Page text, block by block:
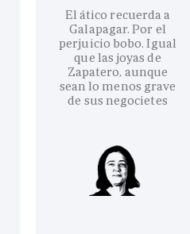
El ático recuerda a
Galapagar. Por el
perjuicio bobo. Igual
que las joyas de
Zapatero, aunque
sean lo menos grave
de sus negocietes